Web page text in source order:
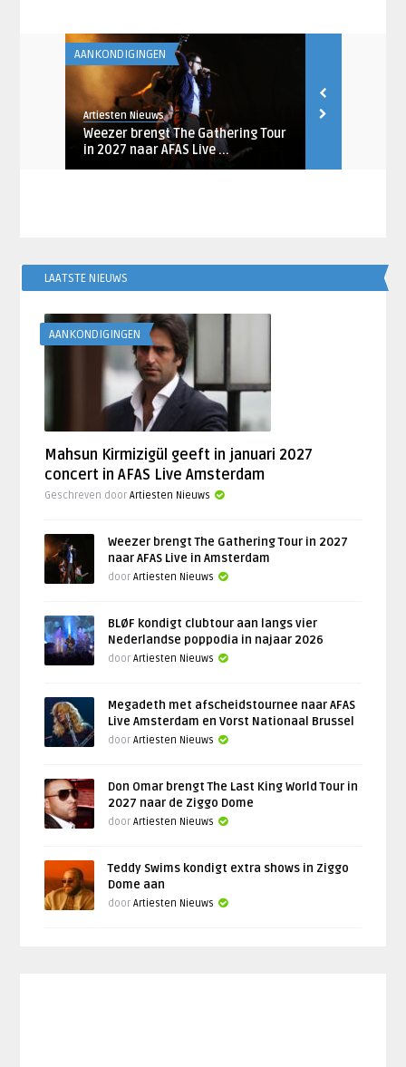
AANKONDIGINGEN
Artiesten Nieuws
Weezer brengt The Gathering Tour
in 2027 naar AFAS Live ...
LAATSTE NIEUWS
AANKONDIGINGEN
Mahsun Kirmizigül geeft in januari 2027
concert in AFAS Live Amsterdam
Geschreven doorArtiesten Nieuws
Weezer brengt The Gathering Tour in 2027
naar AFAS Live in Amsterdam
doorArtiesten Nieuws
BLØF kondigt clubtour aan langs vier
Nederlandse poppodia in najaar 2026
doorArtiesten Nieuws
Megadeth met afscheidstournee naar AFAS
Live Amsterdam en Vorst Nationaal Brussel
doorArtiesten Nieuws
Don Omar brengt The Last King World Tour in
2027 naar de Ziggo Dome
doorArtiesten Nieuws
Teddy Swims kondigt extra shows in Ziggo
Dome aan
doorArtiesten Nieuws